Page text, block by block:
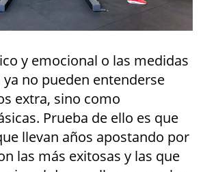
y emocional o las medidas
no pueden entenderse
extra, sino como
Prueba de ello es que
llevan años apostando por
las más exitosas y las que